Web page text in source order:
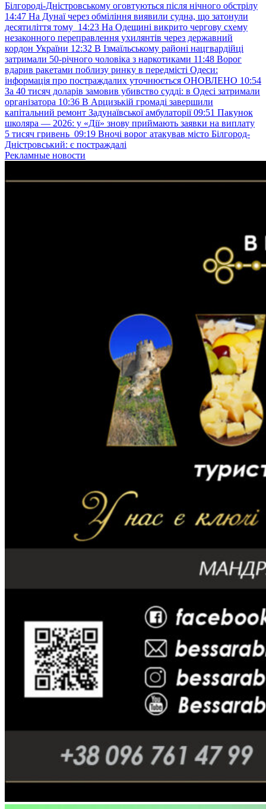
Білгороді-Дністровському оговтуються після нічного обстрілу
14:47 На Дунаї через обміління виявили судна, що затонули
десятиліття тому 14:23 На Одещині викрито чергову схему
незаконного переправлення ухилянтів через державний
кордон України 12:32 В Ізмаїльському районі нацгвардійці
затримали 50-річного чоловіка з наркотиками 11:48 Ворог
вдарив ракетами поблизу ринку в передмісті Одеси:
інформація про постраждалих уточнюється ОНОВЛЕНО 10:54
За 40 тисяч доларів замовив убивство судді: в Одесі затримали
організатора 10:36 В Арцизькій громаді завершили
капітальний ремонт Задунаївської амбулаторії 09:51 Пакунок
школяра — 2026: у «Дії» знову приймають заявки на виплату
5 тисяч гривень 09:19 Вночі ворог атакував місто Білгород-
Дністровський: є постраждалі
Рекламные новости